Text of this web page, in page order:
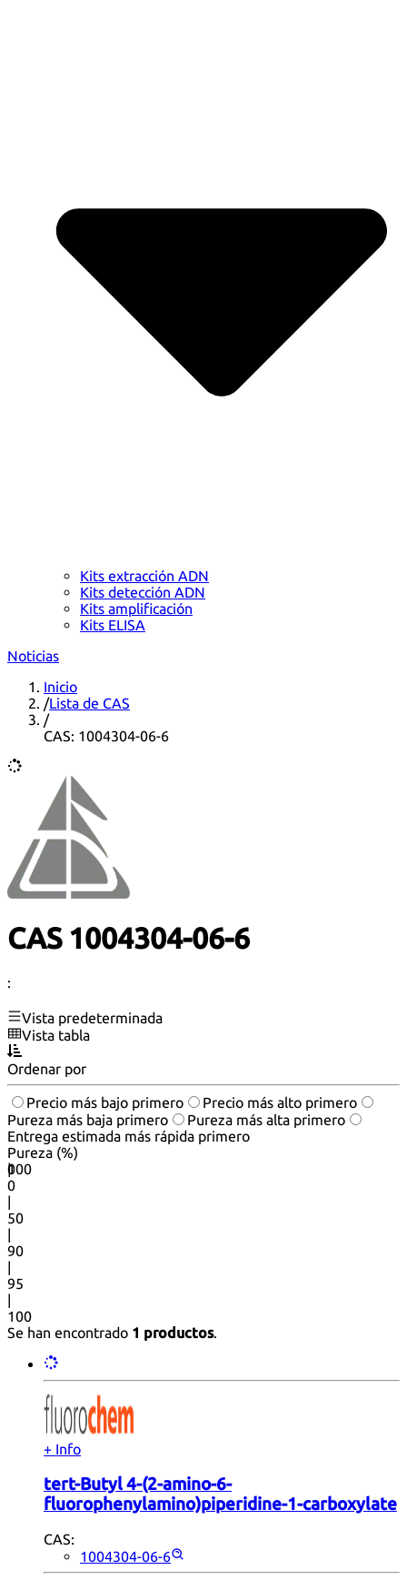
Kits extracción ADN
Kits detección ADN
Kits amplificación
Kits ELISA
Noticias
Inicio
/Lista de CAS
/
CAS: 1004304-06-6
CAS 1004304-06-6
:
Vista predeterminada
Vista tabla
Ordenar por
Precio más bajo primero
Precio más alto primero
Pureza más baja primero
Pureza más alta primero
Entrega estimada más rápida primero
Pureza (%)
0
100
|
0
|
50
|
90
|
95
|
100
Se han encontrado 1 productos.
+ Info
tert-Butyl 4-(2-amino-6-
fluorophenylamino)piperidine-1-carboxylate
CAS:
1004304-06-6